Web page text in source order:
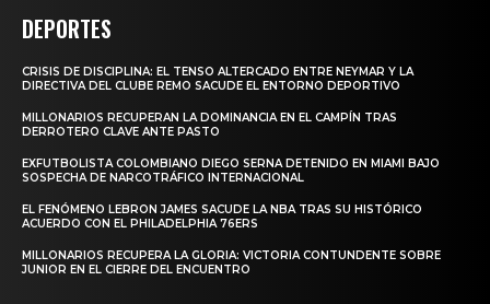
DEPORTES
CRISIS DE DISCIPLINA: EL TENSO ALTERCADO ENTRE NEYMAR Y LA
DIRECTIVA DEL CLUBE REMO SACUDE EL ENTORNO DEPORTIVO
MILLONARIOS RECUPERAN LA DOMINANCIA EN EL CAMPÍN TRAS
DERROTERO CLAVE ANTE PASTO
EXFUTBOLISTA COLOMBIANO DIEGO SERNA DETENIDO EN MIAMI BAJO
SOSPECHA DE NARCOTRÁFICO INTERNACIONAL
EL FENÓMENO LEBRON JAMES SACUDE LA NBA TRAS SU HISTÓRICO
ACUERDO CON EL PHILADELPHIA 76ERS
MILLONARIOS RECUPERA LA GLORIA: VICTORIA CONTUNDENTE SOBRE
JUNIOR EN EL CIERRE DEL ENCUENTRO